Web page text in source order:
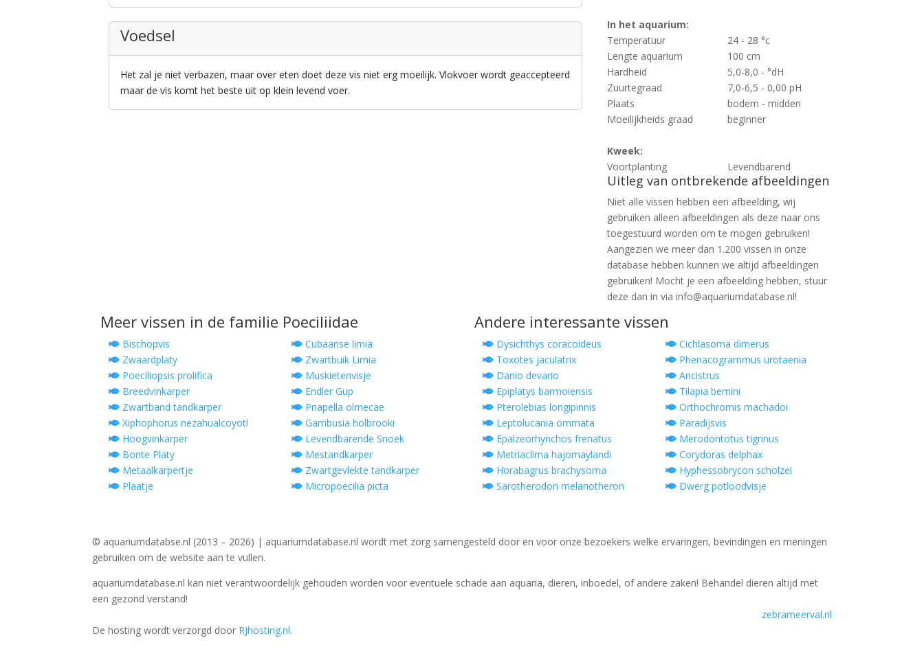
In het aquarium:
Temperatuur
24 - 28 °c
Lengte aquarium
100 cm
Hardheid
5,0-8,0 - °dH
Zuurtegraad
7,0-6,5 - 0,00 pH
Plaats
bodem - midden
Moeilijkheids graad
beginner
Kweek:
Voortplanting
Levendbarend
Uitleg van ontbrekende afbeeldingen
Niet alle vissen hebben een afbeelding, wij
gebruiken alleen afbeeldingen als deze naar ons
toegestuurd worden om te mogen gebruiken!
Aangezien we meer dan 1.200 vissen in onze
database hebben kunnen we altijd afbeeldingen
gebruiken! Mocht je een afbeelding hebben, stuur
deze dan in via info@aquariumdatabase.nl!
Voedsel
Het zal je niet verbazen, maar over eten doet deze vis niet erg moeilijk. Vlokvoer wordt geaccepteerd
maar de vis komt het beste uit op klein levend voer.
Meer vissen in de familie Poeciliidae
Bischopvis
Cubaanse limia
Zwaardplaty
Zwartbuik Limia
Poeciliopsis prolifica
Muskietenvisje
Breedvinkarper
Endler Gup
Zwartband tandkarper
Priapella olmecae
Xiphophorus nezahualcoyotl
Gambusia holbrooki
Hoogvinkarper
Levendbarende Snoek
Bonte Platy
Mestandkarper
Metaalkarpertje
Zwartgevlekte tandkarper
Plaatje
Micropoecilia picta
Andere interessante vissen
Dysichthys coracoideus
Cichlasoma dimerus
Toxotes jaculatrix
Phenacogrammus urotaenia
Danio devario
Ancistrus
Epiplatys barmoiensis
Tilapia bemini
Pterolebias longipinnis
Orthochromis machadoi
Leptolucania ommata
Paradijsvis
Epalzeorhynchos frenatus
Merodontotus tigrinus
Metriaclima hajomaylandi
Corydoras delphax
Horabagrus brachysoma
Hyphessobrycon scholzei
Sarotherodon melanotheron
Dwerg potloodvisje
© aquariumdatabse.nl (2013 – 2026) | aquariumdatabase.nl wordt met zorg samengesteld door en voor onze bezoekers welke ervaringen, bevindingen en meningen
gebruiken om de website aan te vullen.
aquariumdatabase.nl kan niet verantwoordelijk gehouden worden voor eventuele schade aan aquaria, dieren, inboedel, of andere zaken! Behandel dieren altijd met
een gezond verstand!
zebrameerval.nl
De hosting wordt verzorgd door RJhosting.nl.